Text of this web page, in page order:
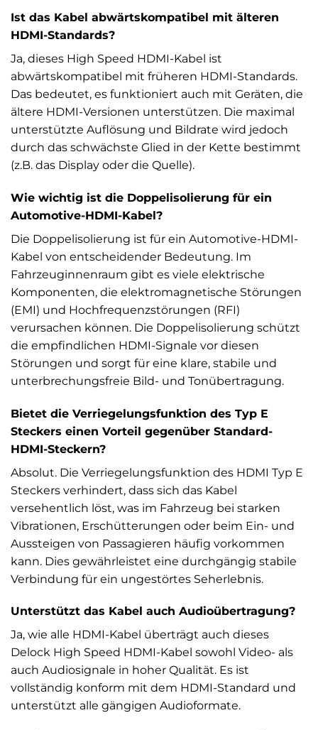
Ist das Kabel abwärtskompatibel mit älteren
HDMI-Standards?
Ja, dieses High Speed HDMI-Kabel ist
abwärtskompatibel mit früheren HDMI-Standards.
Das bedeutet, es funktioniert auch mit Geräten, die
ältere HDMI-Versionen unterstützen. Die maximal
unterstützte Auflösung und Bildrate wird jedoch
durch das schwächste Glied in der Kette bestimmt
(z.B. das Display oder die Quelle).
Wie wichtig ist die Doppelisolierung für ein
Automotive-HDMI-Kabel?
Die Doppelisolierung ist für ein Automotive-HDMI-
Kabel von entscheidender Bedeutung. Im
Fahrzeuginnenraum gibt es viele elektrische
Komponenten, die elektromagnetische Störungen
(EMI) und Hochfrequenzstörungen (RFI)
verursachen können. Die Doppelisolierung schützt
die empfindlichen HDMI-Signale vor diesen
Störungen und sorgt für eine klare, stabile und
unterbrechungsfreie Bild- und Tonübertragung.
Bietet die Verriegelungsfunktion des Typ E
Steckers einen Vorteil gegenüber Standard-
HDMI-Steckern?
Absolut. Die Verriegelungsfunktion des HDMI Typ E
Steckers verhindert, dass sich das Kabel
versehentlich löst, was im Fahrzeug bei starken
Vibrationen, Erschütterungen oder beim Ein- und
Aussteigen von Passagieren häufig vorkommen
kann. Dies gewährleistet eine durchgängig stabile
Verbindung für ein ungestörtes Seherlebnis.
Unterstützt das Kabel auch Audioübertragung?
Ja, wie alle HDMI-Kabel überträgt auch dieses
Delock High Speed HDMI-Kabel sowohl Video- als
auch Audiosignale in hoher Qualität. Es ist
vollständig konform mit dem HDMI-Standard und
unterstützt alle gängigen Audioformate.